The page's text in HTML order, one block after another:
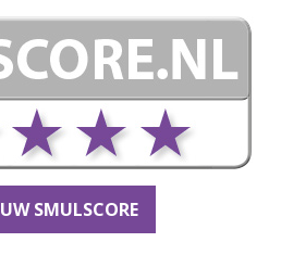
SMULSCORE